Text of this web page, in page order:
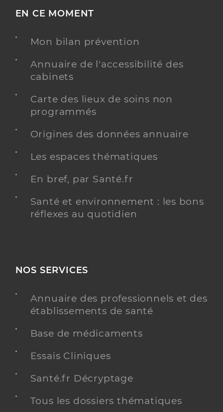
EN CE MOMENT
Mon bilan prévention
Annuaire de l'accessibilité des
cabinets
Carte des lieux de soins non
programmés
Origines des données annuaire
Les espaces thématiques
En bref, par Santé.fr
Santé et environnement : les bons
réflexes au quotidien
NOS SERVICES
Annuaire des professionnels et des
établissements de santé
Base de médicaments
Essais Cliniques
Santé.fr Décryptage
Tous les dossiers thématiques